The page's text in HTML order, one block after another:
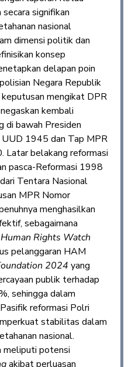
signifikan
nasional
dimensi politik dan
konsep
delapan poin
Negara Republik
mengikat DPR
kembali
di bawah Presiden
1945 dan Tap MPR
Latar belakang reformasi
pasca-Reformasi 1998
Tentara Nasional
MPR Nomor
menghasilkan
sebagaimana
Human Rights Watch
pelanggaran HAM
2024 yang
publik terhadap
sehingga dalam
reformasi Polri
stabilitas dalam
nasional.
meliputi potensi
akibat perluasan